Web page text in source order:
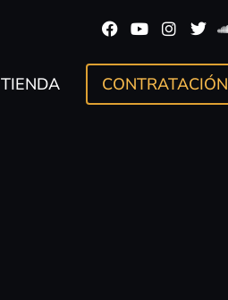
TIENDA CONTRATACIÓN